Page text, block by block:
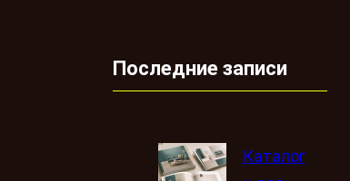
Последние записи
Каталог